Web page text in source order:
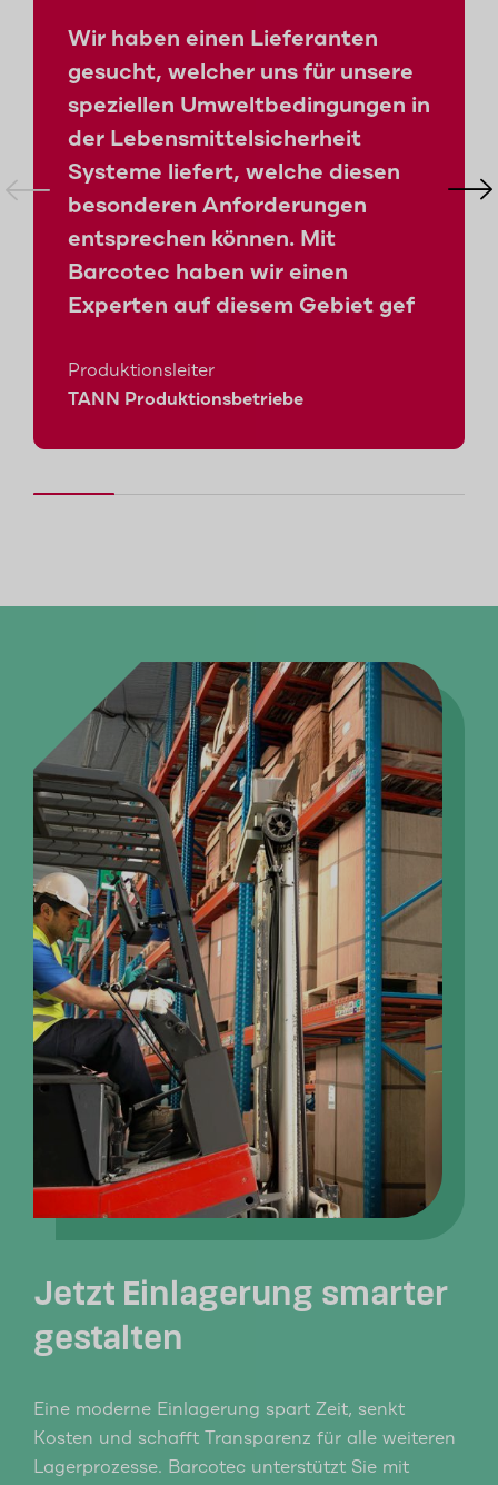
Wir haben einen Lieferanten
gesucht, welcher uns für unsere
speziellen Umweltbedingungen in
der Lebensmittelsicherheit
Systeme liefert, welche diesen
besonderen Anforderungen
entsprechen können. Mit
Barcotec haben wir einen
Experten auf diesem Gebiet gef
Produktionsleiter
TANN Produktionsbetriebe
Jetzt Einlagerung smarter
gestalten
Eine moderne Einlagerung spart Zeit, senkt
Kosten und schafft Transparenz für alle weiteren
Lagerprozesse. Barcotec unterstützt Sie mit